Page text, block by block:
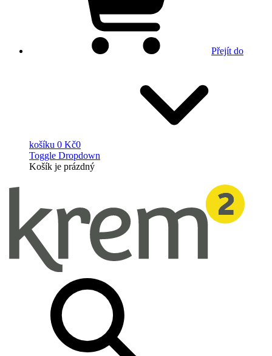
Přejít do
košíku 0 Kč0
Toggle Dropdown
Košík je prázdný